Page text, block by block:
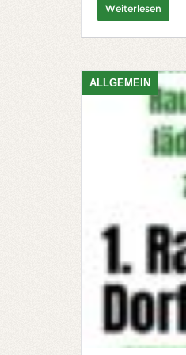
Weiterlesen
ALLGEMEIN